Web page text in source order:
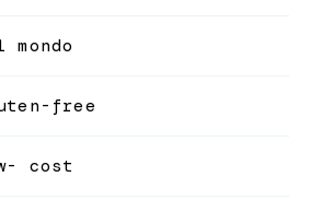
free
cost